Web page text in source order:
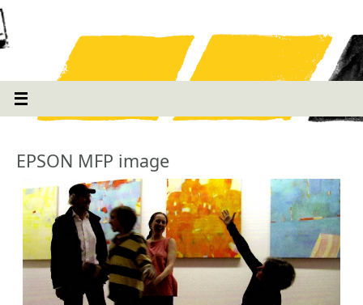
EPSON MFP image